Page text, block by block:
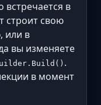
встречается в
строит свою
или в
вы изменяете
.
в момент